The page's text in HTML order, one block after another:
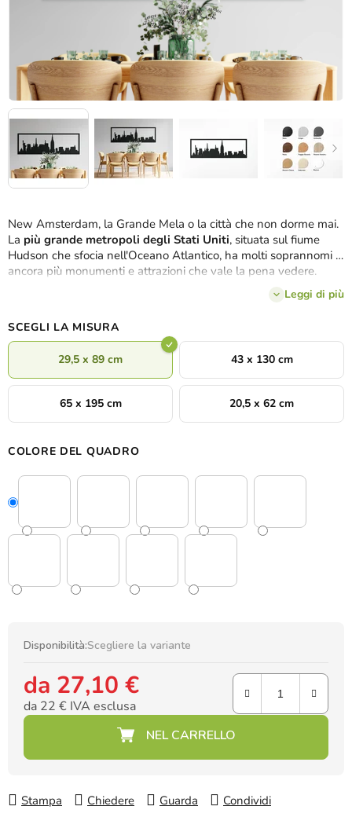
New Amsterdam, la Grande Mela o la città che non dorme mai.
La più grande metropoli degli Stati Uniti, situata sul fiume
Hudson che sfocia nell'Oceano Atlantico, ha molti soprannomi e
ancora più monumenti e attrazioni che vale la pena vedere.
Abbiamo cercato di immortalare il sogno americano di viaggiare
delle persone di tutto il mondo attraverso un ampio panorama
può così abbellire la vostra casa, ovunque vi troviate.
Leggi di più
SCEGLI LA MISURA
29,5 x 89 cm 43 x 130 cm
65 x 195 cm 20,5 x 62 cm
COLORE DEL QUADRO
Disponibilità:Scegliere la variante
da 27,10 €
da 22 € IVA esclusa
Prezzo della misura:
Stampa Chiedere Guarda Condividi